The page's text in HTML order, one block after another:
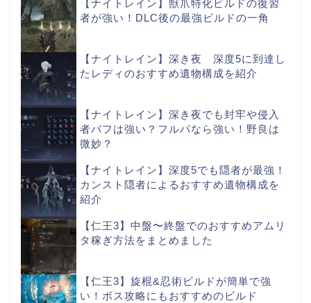
【ナイトレイン】獣爪特化ビルドの復習
者が強い！DLC後の最強ビルドの一角
【ナイトレイン】深き夜 深度5に到達し
たレディのおすすめ遺物構成を紹介
【ナイトレイン】深き夜でも封牢や侵入
者バフは強い？フルパなら強い！野良は
微妙？
【ナイトレイン】深度5でも隠者が最強！
カンスト隠者によるおすすめ遺物構成を
紹介
【仁王3】中盤〜終盤でのおすすめアムリ
タ稼ぎ方法をまとめました
【仁王3】旋棍&忍術ビルドが簡単で強
い！ボス攻略にもおすすめのビルド